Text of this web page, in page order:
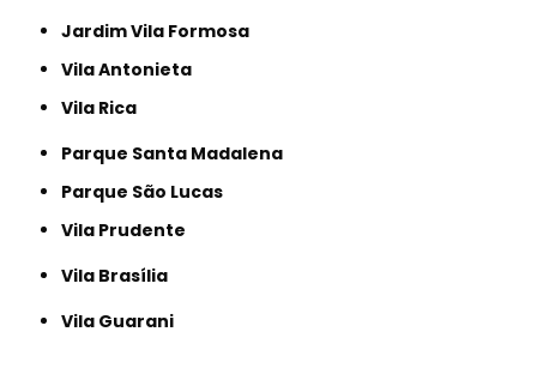
Jardim Vila Formosa
Vila Antonieta
Vila Rica
Parque Santa Madalena
Parque São Lucas
Vila Prudente
Vila Brasília
Vila Guarani